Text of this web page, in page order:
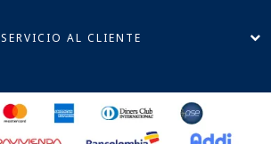
SERVICIO AL CLIENTE